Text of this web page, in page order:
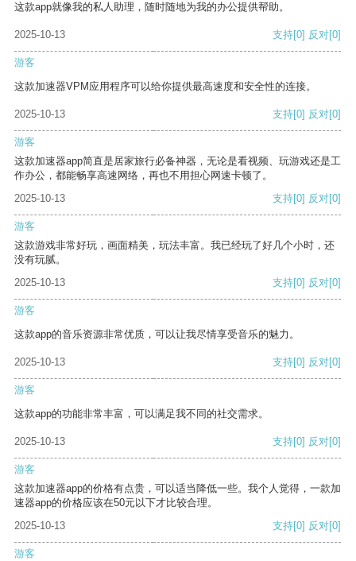
这款app就像我的私人助理，随时随地为我的办公提供帮助。
2025-10-13 支持[0] 反对[0]
游客
这款加速器VPM应用程序可以给你提供最高速度和安全性的连接。
2025-10-13 支持[0] 反对[0]
游客
这款加速器app简直是居家旅行必备神器，无论是看视频、玩游戏还是工
作办公，都能畅享高速网络，再也不用担心网速卡顿了。
2025-10-13
支持[0] 反对[0]
游客
这款游戏非常好玩，画面精美，玩法丰富。我已经玩了好几个小时，还
没有玩腻。
2025-10-13
支持[0] 反对[0]
游客
这款app的音乐资源非常优质，可以让我尽情享受音乐的魅力。
2025-10-13 支持[0] 反对[0]
游客
这款app的功能非常丰富，可以满足我不同的社交需求。
2025-10-13 支持[0] 反对[0]
游客
这款加速器app的价格有点贵，可以适当降低一些。我个人觉得，一款加
速器app的价格应该在50元以下才比较合理。
2025-10-13
支持[0] 反对[0]
游客